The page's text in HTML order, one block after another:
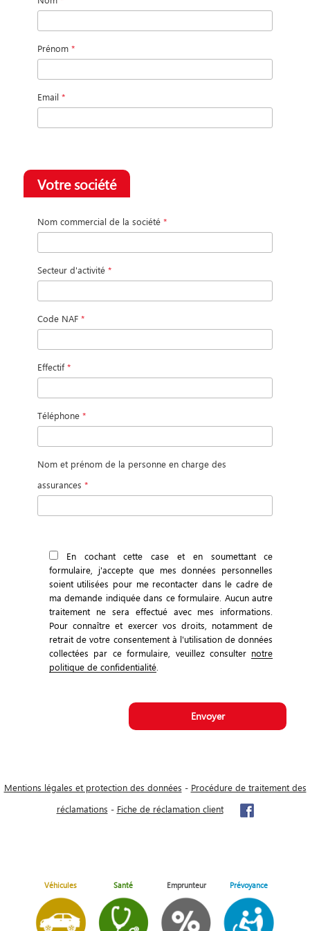
Prénom *
Email *
Votre société
Nom commercial de la société *
Secteur d'activité *
Code NAF *
Effectif*
Téléphone *
Nom et prénom de la personne en charge des
assurances *
En cochant cette case et en soumettant ce
formulaire, j'accepte que mes données personnelles
soient utilisées pour me recontacter dans le cadre de
ma demande indiquée dans ce formulaire. Aucun autre
traitement ne sera effectué avec mes informations.
Pour connaître et exercer vos droits, notamment de
retrait de votre consentement à l'utilisation de données
collectées par ce formulaire, veuillez consulter notre
politique de confidentialité.
Mentions légales et protection des données - Procédure de traitement des
réclamations - Fiche de réclamation client
Véhicules Santé Emprunteur Prévoyance